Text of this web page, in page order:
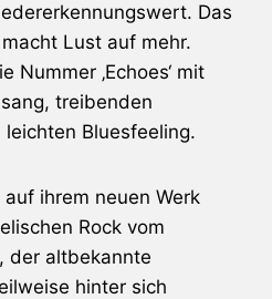
Das
Lust auf mehr.
Nummer ‚Echoes‘ mit
treibenden
Bluesfeeling.
ihrem neuen Werk
Rock vom
der altbekannte
hinter sich